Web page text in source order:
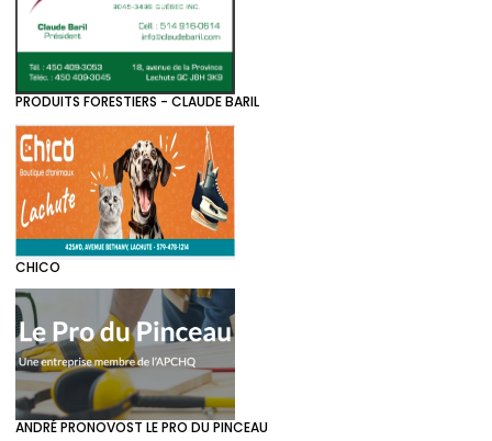
PRODUITS FORESTIERS - CLAUDE BARIL
CHICO
ANDRÉ PRONOVOST LE PRO DU PINCEAU